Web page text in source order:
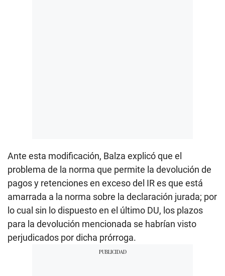
Ante esta modificación, Balza explicó que el
problema de la norma que permite la devolución de
pagos y retenciones en exceso del IR es que está
amarrada a la norma sobre la declaración jurada; por
lo cual sin lo dispuesto en el último DU, los plazos
para la devolución mencionada se habrían visto
perjudicados por dicha prórroga.